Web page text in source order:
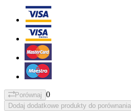
Porównaj 0
Dodaj dodatkowe produkty do porównania